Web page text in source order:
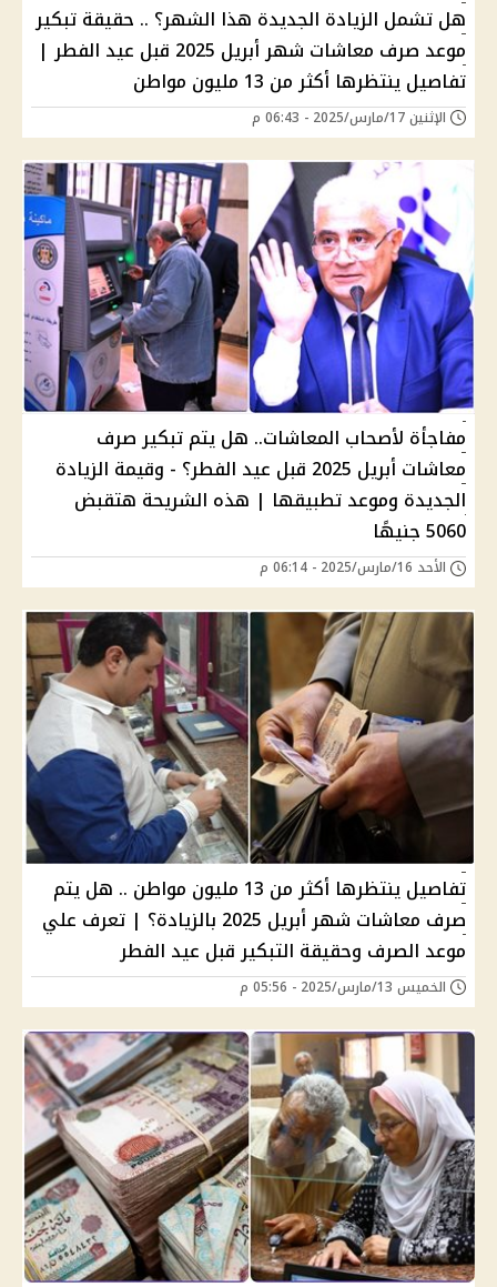
هل تشمل الزيادة الجديدة هذا الشهر؟ .. حقيقة تبكير
موعد صرف معاشات شهر أبريل 2025 قبل عيد الفطر |
تفاصيل ينتظرها أكثر من 13 مليون مواطن
الإثنين 17/مارس/2025 - 06:43 م
مفاجأة لأصحاب المعاشات.. هل يتم تبكير صرف
معاشات أبريل 2025 قبل عيد الفطر؟ - وقيمة الزيادة
الجديدة وموعد تطبيقها | هذه الشريحة هتقبض
5060 جنيهًا
الأحد 16/مارس/2025 - 06:14 م
تفاصيل ينتظرها أكثر من 13 مليون مواطن .. هل يتم
صرف معاشات شهر أبريل 2025 بالزيادة؟ | تعرف علي
موعد الصرف وحقيقة التبكير قبل عيد الفطر
الخميس 13/مارس/2025 - 05:56 م